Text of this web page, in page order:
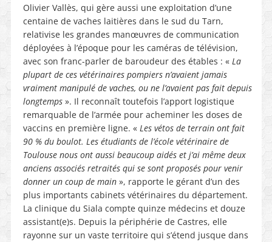
Olivier Vallès, qui gère aussi une exploitation d’une
centaine de vaches laitières dans le sud du Tarn,
relativise les grandes manœuvres de communication
déployées à l’époque pour les caméras de télévision,
avec son franc-parler de baroudeur des étables : « La
plupart de ces vétérinaires pompiers n’avaient jamais
vraiment manipulé de vaches, ou ne l’avaient pas fait depuis
longtemps». Il reconnaît toutefois l’apport logistique
remarquable de l’armée pour acheminer les doses de
vaccins en première ligne. « Les vétos de terrain ont fait
90 % du boulot. Les étudiants de l’école vétérinaire de
Toulouse nous ont aussi beaucoup aidés et j’ai même deux
anciens associés retraités qui se sont proposés pour venir
donner un coup de main», rapporte le gérant d’un des
plus importants cabinets vétérinaires du département.
La clinique du Siala compte quinze médecins et douze
assistant(e)s. Depuis la périphérie de Castres, elle
rayonne sur un vaste territoire qui s’étend jusque dans